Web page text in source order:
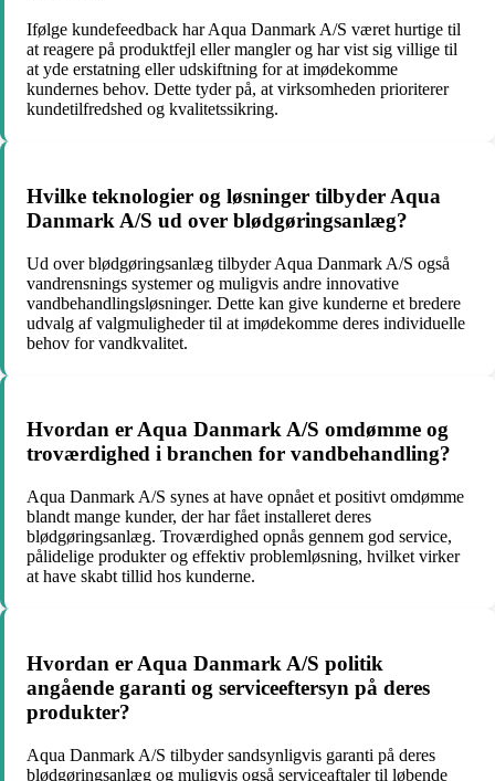
Ifølge kundefeedback har Aqua Danmark A/S været hurtige til
at reagere på produktfejl eller mangler og har vist sig villige til
at yde erstatning eller udskiftning for at imødekomme
kundernes behov. Dette tyder på, at virksomheden prioriterer
kundetilfredshed og kvalitetssikring.
Hvilke teknologier og løsninger tilbyder Aqua
Danmark A/S ud over blødgøringsanlæg?
Ud over blødgøringsanlæg tilbyder Aqua Danmark A/S også
vandrensnings systemer og muligvis andre innovative
vandbehandlingsløsninger. Dette kan give kunderne et bredere
udvalg af valgmuligheder til at imødekomme deres individuelle
behov for vandkvalitet.
Hvordan er Aqua Danmark A/S omdømme og
troværdighed i branchen for vandbehandling?
Aqua Danmark A/S synes at have opnået et positivt omdømme
blandt mange kunder, der har fået installeret deres
blødgøringsanlæg. Troværdighed opnås gennem god service,
pålidelige produkter og effektiv problemløsning, hvilket virker
at have skabt tillid hos kunderne.
Hvordan er Aqua Danmark A/S politik
angående garanti og serviceeftersyn på deres
produkter?
Aqua Danmark A/S tilbyder sandsynligvis garanti på deres
blødgøringsanlæg og muligvis også serviceaftaler til løbende